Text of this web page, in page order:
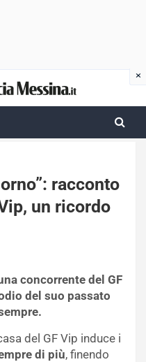
racconto
un ricordo
concorrente del GF
del suo passato
del GF Vip induce i
di più, finendo